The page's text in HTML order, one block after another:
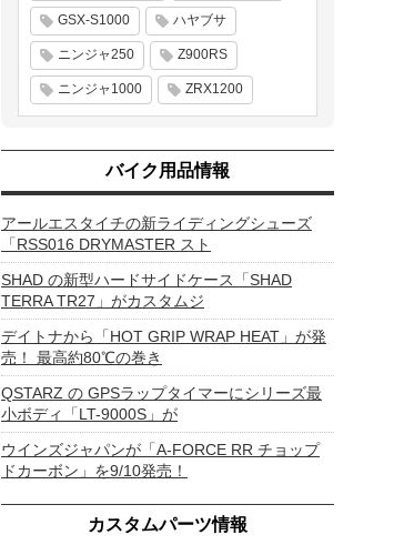
GSX-S1000 ハヤブサ
ニンジャ250 Z900RS
ニンジャ1000 ZRX1200
バイク用品情報
アールエスタイチの新ライディングシューズ
「RSS016 DRYMASTER スト
SHAD の新型ハードサイドケース「SHAD
TERRA TR27」がカスタムジ
デイトナから「HOT GRIP WRAP HEAT」が発
売！ 最高約80℃の巻き
QSTARZ の GPSラップタイマーにシリーズ最
小ボディ「LT-9000S」が
ウインズジャパンが「A-FORCE RR チョップ
ドカーボン」を9/10発売！
カスタムパーツ情報